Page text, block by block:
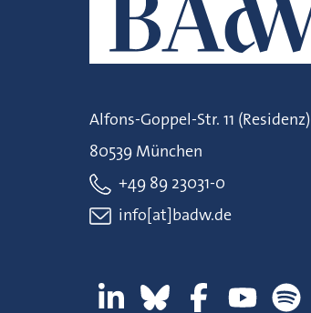
Alfons-Goppel-Str. 11 (Residenz)
80539 München
+49 89 23031-0
info[at]badw.de